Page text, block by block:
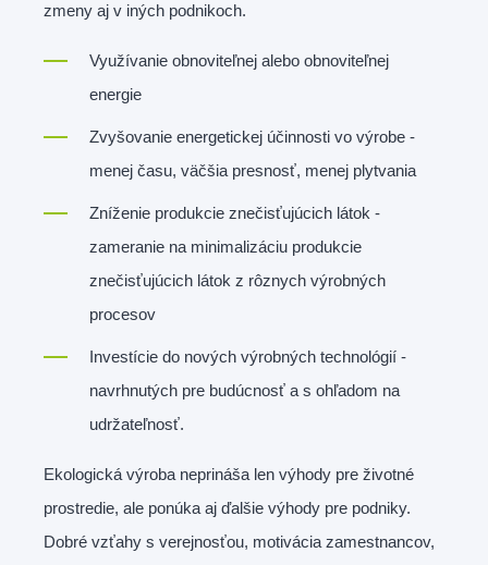
zmeny aj v iných podnikoch.
Využívanie obnoviteľnej alebo obnoviteľnej
energie
Zvyšovanie energetickej účinnosti vo výrobe -
menej času, väčšia presnosť, menej plytvania
Zníženie produkcie znečisťujúcich látok -
zameranie na minimalizáciu produkcie
znečisťujúcich látok z rôznych výrobných
procesov
Investície do nových výrobných technológií -
navrhnutých pre budúcnosť a s ohľadom na
udržateľnosť.
Ekologická výroba neprináša len výhody pre životné
prostredie, ale ponúka aj ďalšie výhody pre podniky.
Dobré vzťahy s verejnosťou, motivácia zamestnancov,